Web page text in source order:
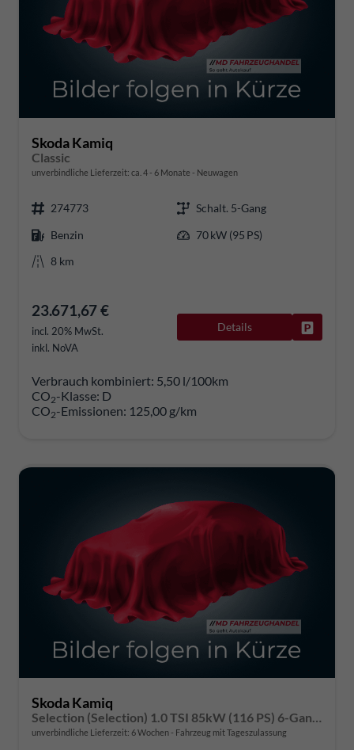
Skoda Kamiq
Classic
unverbindliche Lieferzeit: ca. 4 - 6 Monate Neuwagen
274773
Schalt. 5-Gang
Benzin
70 kW (95 PS)
8 km
23.671,67 €
incl. 20% MwSt.
inkl. NoVA
Details
Verbrauch kombiniert: 5,50 l/100km
CO2-Klasse: D
CO2-Emissionen: 125,00 g/km
Skoda Kamiq
Selection (Selection) 1.0 TSI 85kW (116 PS) 6-Gang Schaltgetriebe
unverbindliche Lieferzeit: 6 Wochen Fahrzeug mit Tageszulassung